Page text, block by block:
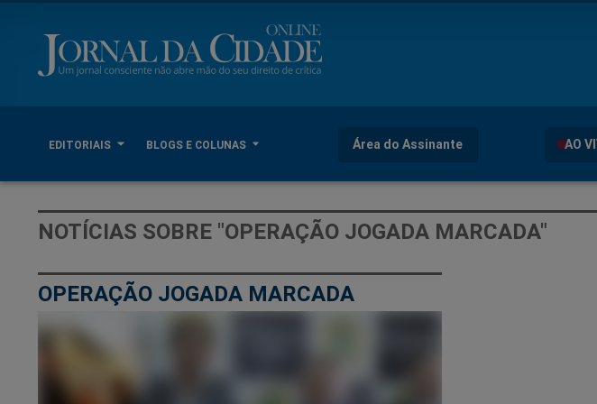
EDITORIAIS BLOGS E COLUNAS Área do Assinante AO
NOTÍCIAS SOBRE "OPERAÇÃO JOGADA MARCADA"
OPERAÇÃO JOGADA MARCADA